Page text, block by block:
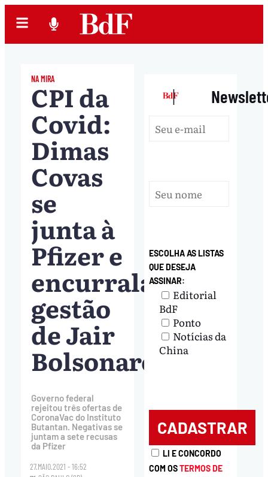
NA MIRA
CPI da
Covid:
Dimas
Covas
se
junta à
Pfizer e
encurrala
gestão
de Jair
Bolsonaro
Governo federal
rejeitou três ofertas de
CoronaVac do Instituto
Butantan. Negativas se
juntam a sete recusas
da Pfizer
27.MAIO.2021 - 16:52
|
ESCOLHA AS LISTAS
QUE DESEJA
ASSINAR:
Editorial
BdF
Ponto
Notícias da
China
LI E CONCORDO
COM OSTERMOS DE